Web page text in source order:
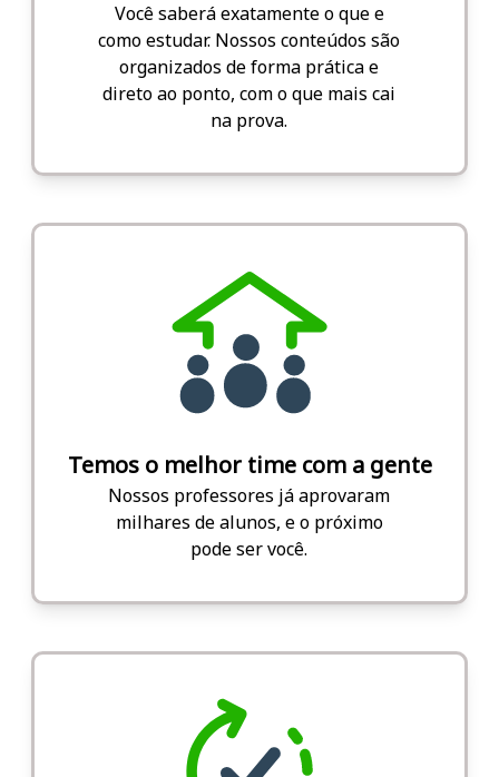
Você saberá exatamente o que e
como estudar. Nossos conteúdos são
organizados de forma prática e
direto ao ponto, com o que mais cai
na prova.
Temos o melhor time com a gente
Nossos professores já aprovaram
milhares de alunos, e o próximo
pode ser você.